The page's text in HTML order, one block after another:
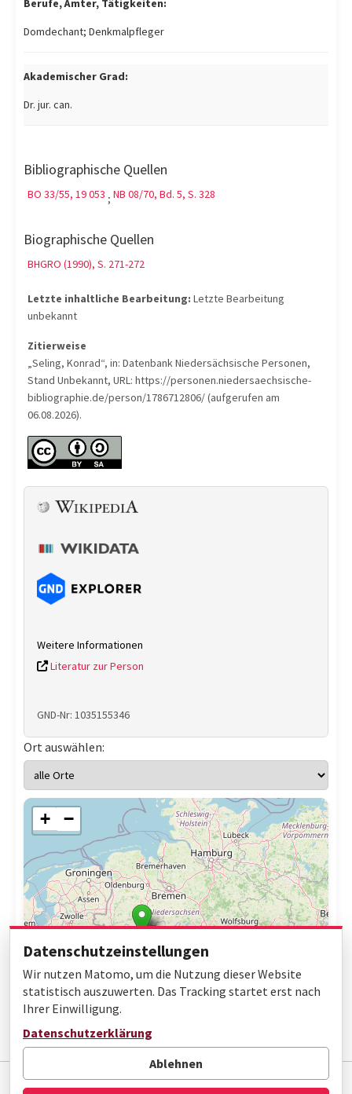
Berufe, Ämter, Tätigkeiten:
Domdechant; Denkmalpfleger
Akademischer Grad:
Dr. jur. can.
Bibliographische Quellen
BO 33/55, 19 053 ; NB 08/70, Bd. 5, S. 328
Biographische Quellen
BHGRO (1990), S. 271-272
Letzte inhaltliche Bearbeitung: Letzte Bearbeitung
unbekannt
Zitierweise
„Seling, Konrad“, in: Datenbank Niedersächsische Personen,
Stand Unbekannt, URL: https://personen.niedersaechsische-
bibliographie.de/person/1786712806/ (aufgerufen am
06.08.2026).
Weitere Informationen
Literatur zur Person
GND-Nr: 1035155346
Ort auswählen:
+ −
Impressum Datenschutz Barrierefreiheit
Datenschutzeinstellungen
Wir nutzen Matomo, um die Nutzung dieser Website
statistisch auszuwerten. Das Tracking startet erst nach
Ihrer Einwilligung.
Datenschutzerklärung
Ablehnen